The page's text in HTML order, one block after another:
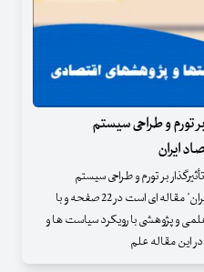
تورم و طراحی سیستم
ایران
بر تورم و طراحی سیستم
هشداردهنده تورم شدید برای اقتصاد ایران" مقاله ای است در 22 صفحه و با
و پژوهشی با رویکرد سیاست ها و
این مقاله علم